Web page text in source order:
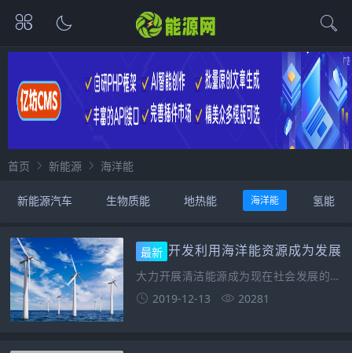
首页 新能源 海洋能
新能源汽车 生物质能 地热能 海洋能 氢能
最新 开发利用海洋能资源成为发展
趋势
大力开展清洁能源成为现在社会发展的主
要方式，已成为我国各行业发展的主要趋
2019-12-13 20281